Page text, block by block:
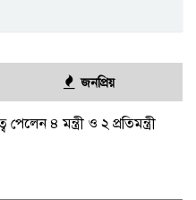
জনপ্রিয়
পেলেন ৪ মন্ত্রী ও ২ প্রতিমন্ত্রী